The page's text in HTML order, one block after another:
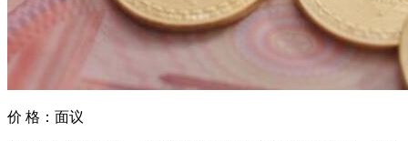
价 格： 面议